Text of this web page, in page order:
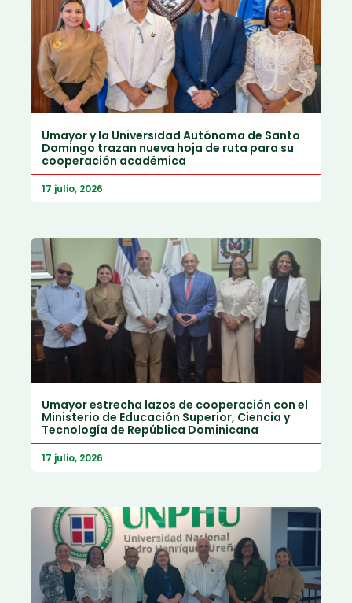
Umayor y la Universidad Autónoma de Santo
Domingo trazan nueva hoja de ruta para su
cooperación académica
17 julio, 2026
Umayor estrecha lazos de cooperación con el
Ministerio de Educación Superior, Ciencia y
Tecnología de República Dominicana
17 julio, 2026